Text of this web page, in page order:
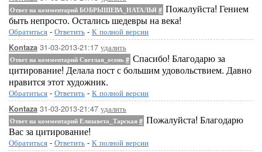
Ответ на комментарий БОБРЫШЕВА_НАТАЛЬЯ # Пожалуйста! Гением
быть непросто. Остались шедевры на века!
Обратиться - Ответить - К полной версии
Kontaza 31-03-2013-21:17 удалить
Ответ на комментарий Светлая_осень # Спасибо! Благодарю за
цитирование! Делала пост с большим удовольствием. Давно
нравится этот художник.
Обратиться - Ответить - К полной версии
Kontaza 31-03-2013-21:47 удалить
Ответ на комментарий Елизавета_Тарская # Пожалуйста! Благодарю
Вас за цитирование!
Обратиться - Ответить - К полной версии